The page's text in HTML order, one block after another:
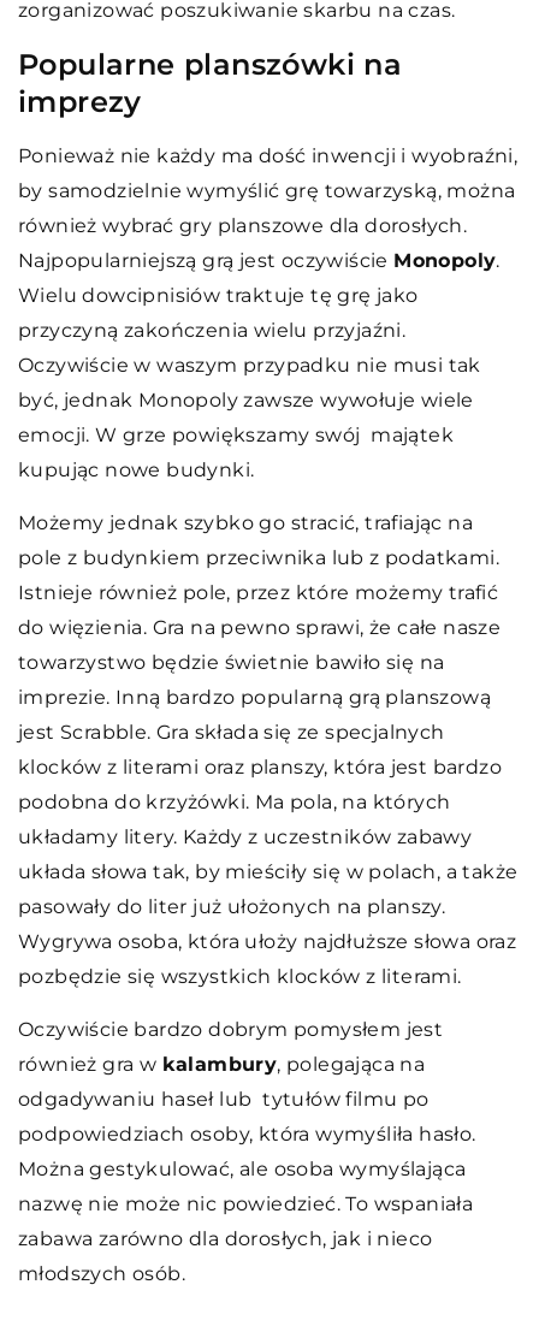
zorganizować poszukiwanie skarbu na czas.
Popularne planszówki na
imprezy
Ponieważ nie każdy ma dość inwencji i wyobraźni,
by samodzielnie wymyślić grę towarzyską, można
również wybrać gry planszowe dla dorosłych.
Najpopularniejszą grą jest oczywiście Monopoly.
Wielu dowcipnisiów traktuje tę grę jako
przyczyną zakończenia wielu przyjaźni.
Oczywiście w waszym przypadku nie musi tak
być, jednak Monopoly zawsze wywołuje wiele
emocji. W grze powiększamy swój majątek
kupując nowe budynki.
Możemy jednak szybko go stracić, trafiając na
pole z budynkiem przeciwnika lub z podatkami.
Istnieje również pole, przez które możemy trafić
do więzienia. Gra na pewno sprawi, że całe nasze
towarzystwo będzie świetnie bawiło się na
imprezie. Inną bardzo popularną grą planszową
jest Scrabble. Gra składa się ze specjalnych
klocków z literami oraz planszy, która jest bardzo
podobna do krzyżówki. Ma pola, na których
układamy litery. Każdy z uczestników zabawy
układa słowa tak, by mieściły się w polach, a także
pasowały do liter już ułożonych na planszy.
Wygrywa osoba, która ułoży najdłuższe słowa oraz
pozbędzie się wszystkich klocków z literami.
Oczywiście bardzo dobrym pomysłem jest
również gra w kalambury, polegająca na
odgadywaniu haseł lub tytułów filmu po
podpowiedziach osoby, która wymyśliła hasło.
Można gestykulować, ale osoba wymyślająca
nazwę nie może nic powiedzieć. To wspaniała
zabawa zarówno dla dorosłych, jak i nieco
młodszych osób.